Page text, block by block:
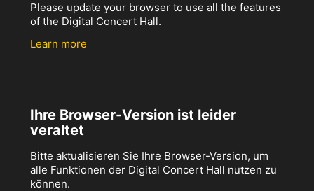
Please update your browser to use all the features
of the Digital Concert Hall.
Learn more
Ihre Browser-Version ist leider
veraltet
Bitte aktualisieren Sie Ihre Browser-Version, um
alle Funktionen der Digital Concert Hall nutzen zu
können.